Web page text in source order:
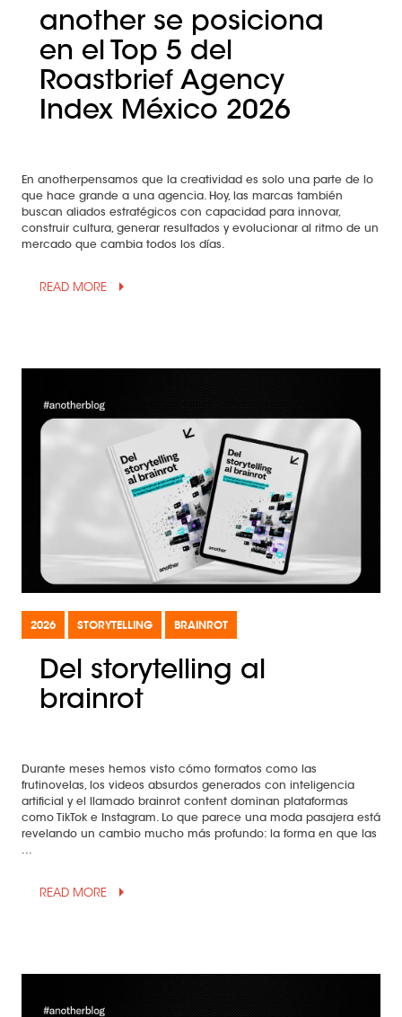
another se posiciona
en el Top 5 del
Roastbrief Agency
Index México 2026
En anotherpensamos que la creatividad es solo una parte de lo
que hace grande a una agencia. Hoy, las marcas también
buscan aliados estratégicos con capacidad para innovar,
construir cultura, generar resultados y evolucionar al ritmo de un
mercado que cambia todos los días.
READ MORE arrow_drop_up
2026 STORYTELLING BRAINROT
Del storytelling al
brainrot
Durante meses hemos visto cómo formatos como las
frutinovelas, los videos absurdos generados con inteligencia
artificial y el llamado brainrot content dominan plataformas
como TikTok e Instagram. Lo que parece una moda pasajera está
revelando un cambio mucho más profundo: la forma en que las
...
READ MORE arrow_drop_up